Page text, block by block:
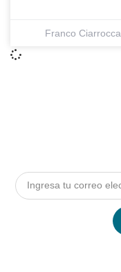
Franco Ciarrocca